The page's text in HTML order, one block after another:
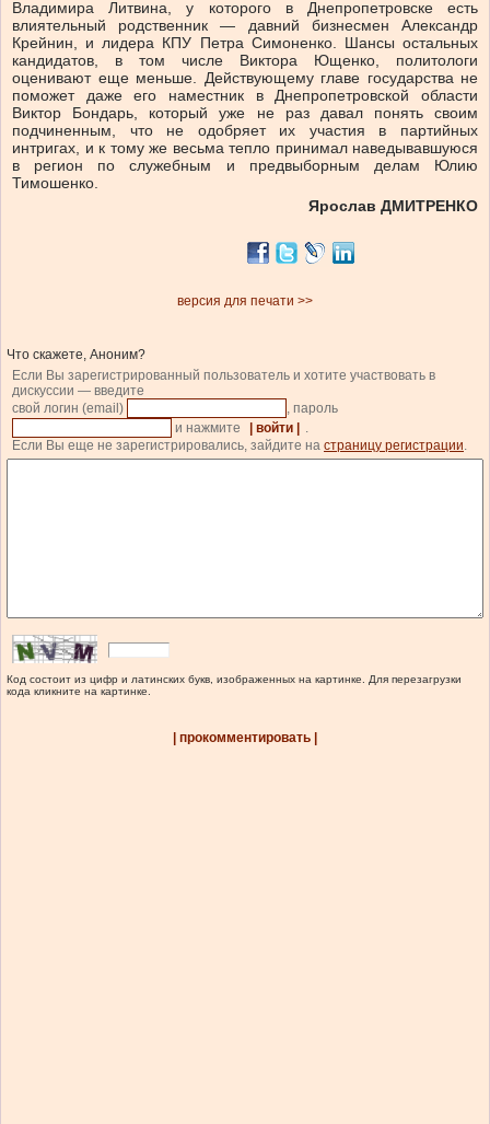
Владимира Литвина, у которого в Днепропетровске есть
влиятельный родственник — давний бизнесмен Александр
Крейнин, и лидера КПУ Петра Симоненко. Шансы остальных
кандидатов, в том числе Виктора Ющенко, политологи
оценивают еще меньше. Действующему главе государства не
поможет даже его наместник в Днепропетровской области
Виктор Бондарь, который уже не раз давал понять своим
подчиненным, что не одобряет их участия в партийных
интригах, и к тому же весьма тепло принимал наведывавшуюся
в регион по служебным и предвыборным делам Юлию
Тимошенко.
Ярослав ДМИТРЕНКО
версия для печати >>
Что скажете, Аноним?
Если Вы зарегистрированный пользователь и хотите участвовать в
дискуссии — введите
свой логин (email)
, пароль
и нажмите
| войти |
.
Если Вы еще не зарегистрировались, зайдите на страницу регистрации.
Код состоит из цифр и латинских букв, изображенных на картинке. Для перезагрузки
кода кликните на картинке.
| прокомментировать |